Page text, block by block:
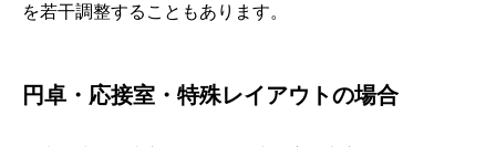
を若干調整することもあります。
円卓・応接室・特殊レイアウトの場合